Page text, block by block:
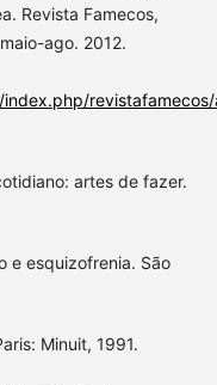
Revista Famecos,
ago. 2012.
artes de fazer.
e esquizofrenia. São
Minuit, 1991.